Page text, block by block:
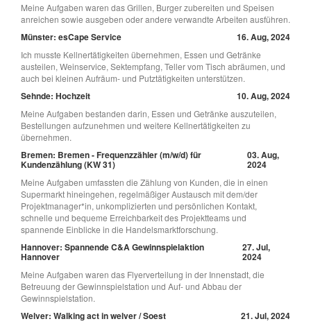
Meine Aufgaben waren das Grillen, Burger zubereiten und Speisen
anreichen sowie ausgeben oder andere verwandte Arbeiten ausführen.
Münster: esCape Service 16. Aug, 2024
Ich musste Kellnertätigkeiten übernehmen, Essen und Getränke
austeilen, Weinservice, Sektempfang, Teller vom Tisch abräumen, und
auch bei kleinen Aufräum- und Putztätigkeiten unterstützen.
Sehnde: Hochzeit 10. Aug, 2024
Meine Aufgaben bestanden darin, Essen und Getränke auszuteilen,
Bestellungen aufzunehmen und weitere Kellnertätigkeiten zu
übernehmen.
Bremen: Bremen - Frequenzzähler (m/w/d) für
Kundenzählung (KW 31)
03. Aug,
2024
Meine Aufgaben umfassten die Zählung von Kunden, die in einen
Supermarkt hineingehen, regelmäßiger Austausch mit dem/der
Projektmanager*in, unkomplizierten und persönlichen Kontakt,
schnelle und bequeme Erreichbarkeit des Projektteams und
spannende Einblicke in die Handelsmarktforschung.
Hannover: Spannende C&A Gewinnspielaktion
Hannover
27. Jul,
2024
Meine Aufgaben waren das Flyerverteilung in der Innenstadt, die
Betreuung der Gewinnspielstation und Auf- und Abbau der
Gewinnspielstation.
Welver: Walking act in welver / Soest 21. Jul, 2024